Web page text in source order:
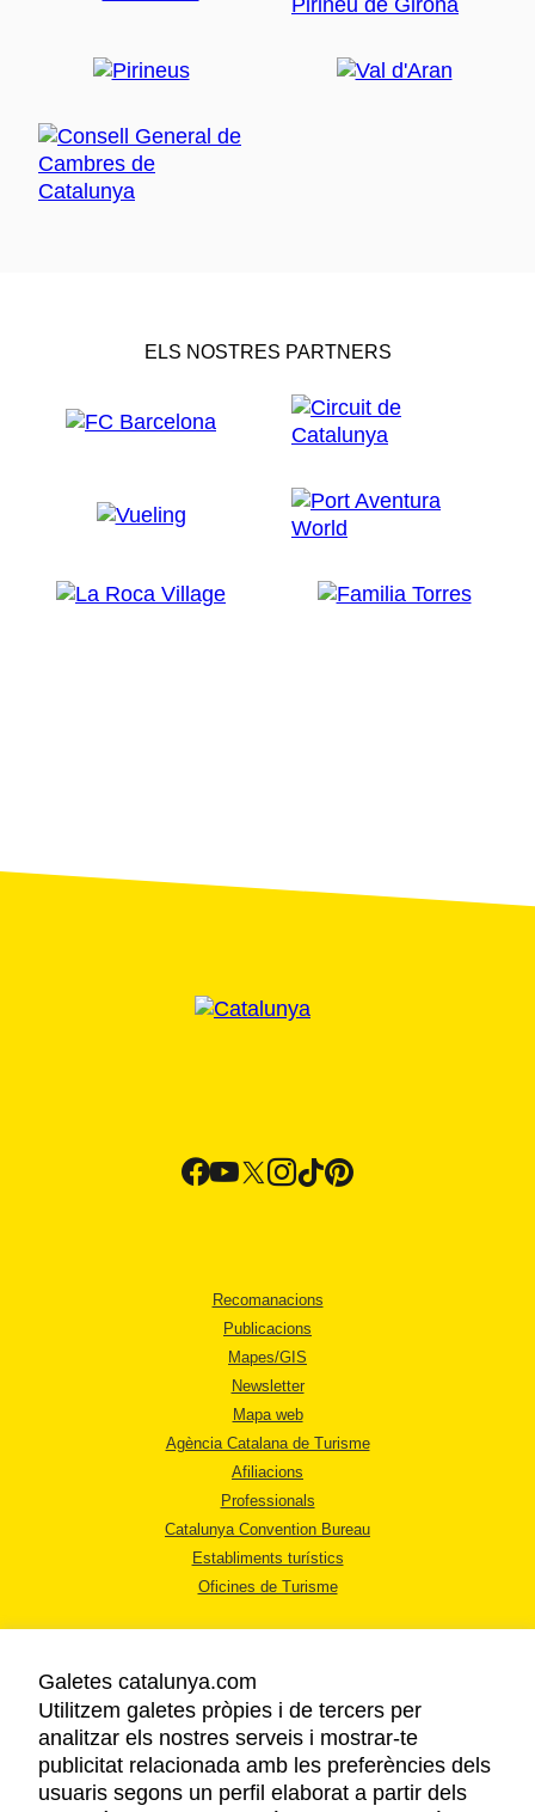
ELS NOSTRES PARTNERS
Recomanacions
Publicacions
Mapes/GIS
Newsletter
Mapa web
Agència Catalana de Turisme
Afiliacions
Professionals
Catalunya Convention Bureau
Establiments turístics
Oficines de Turisme
AVÍS LEGAL
POLÍTICA DE PRIVACITAT
Galetes catalunya.com
Utilitzem galetes pròpies i de tercers per
analitzar els nostres serveis i mostrar-te
publicitat relacionada amb les preferències dels
usuaris segons un perfil elaborat a partir dels